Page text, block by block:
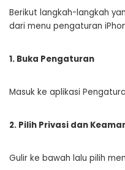
Berikut langkah-langkah
dari menu pengaturan
1. Buka Pengaturan
Masuk ke aplikasi
2. Pilih Privasi dan
Gulir ke bawah lalu pilih